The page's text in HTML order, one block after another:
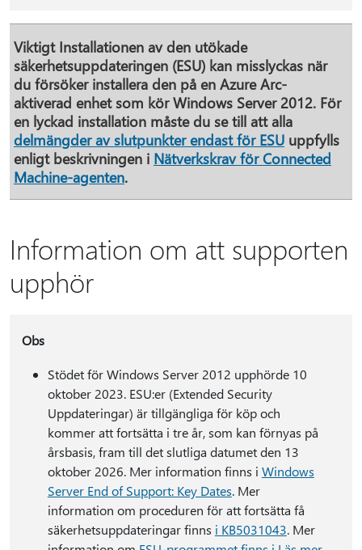
ViktigtInstallationen av den utökade
säkerhetsuppdateringen (ESU) kan misslyckas när
du försöker installera den på en Azure Arc-
aktiverad enhet som kör Windows Server 2012. För
en lyckad installation måste du se till att alla
delmängder av slutpunkter endast för ESU uppfylls
enligt beskrivningen i Nätverkskrav för Connected
Machine-agenten.
Information om att supporten
upphör
Obs
Stödet för Windows Server 2012 upphörde 10
oktober 2023. ESU:er (Extended Security
Uppdateringar) är tillgängliga för köp och
kommer att fortsätta i tre år, som kan förnyas på
årsbasis, fram till det slutliga datumet den 13
oktober 2026. Mer information finns i Windows
Server End of Support: Key Dates. Mer
information om proceduren för att fortsätta få
säkerhetsuppdateringar finns i KB5031043. Mer